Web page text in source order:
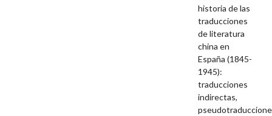
historia de las
traducciones
de literatura
china en
España (1845-
1945):
traducciones
indirectas,